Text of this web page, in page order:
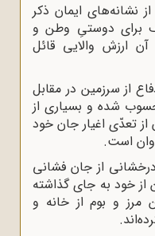
نشانه‌های ایمان ذکر
برای دوستیِ وطن و
ارزش والایی قائل
از سرزمین در مقابل
شده و بسیاری از
از تعدّی اغیار جان خود
است.
درخشانی از جان فشانی
از خود به جای گذاشته
مرز و بوم از خانه و